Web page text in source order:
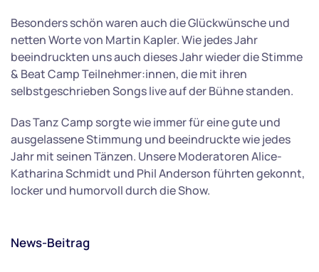
Besonders schön waren auch die Glückwünsche und
netten Worte von Martin Kapler. Wie jedes Jahr
beeindruckten uns auch dieses Jahr wieder die Stimme
& Beat Camp Teilnehmer:innen, die mit ihren
selbstgeschrieben Songs live auf der Bühne standen.
Das Tanz Camp sorgte wie immer für eine gute und
ausgelassene Stimmung und beeindruckte wie jedes
Jahr mit seinen Tänzen. Unsere Moderatoren Alice-
Katharina Schmidt und Phil Anderson führten gekonnt,
locker und humorvoll durch die Show.
News-Beitrag